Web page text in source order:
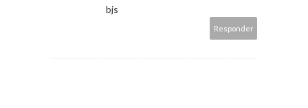
bjs
Responder